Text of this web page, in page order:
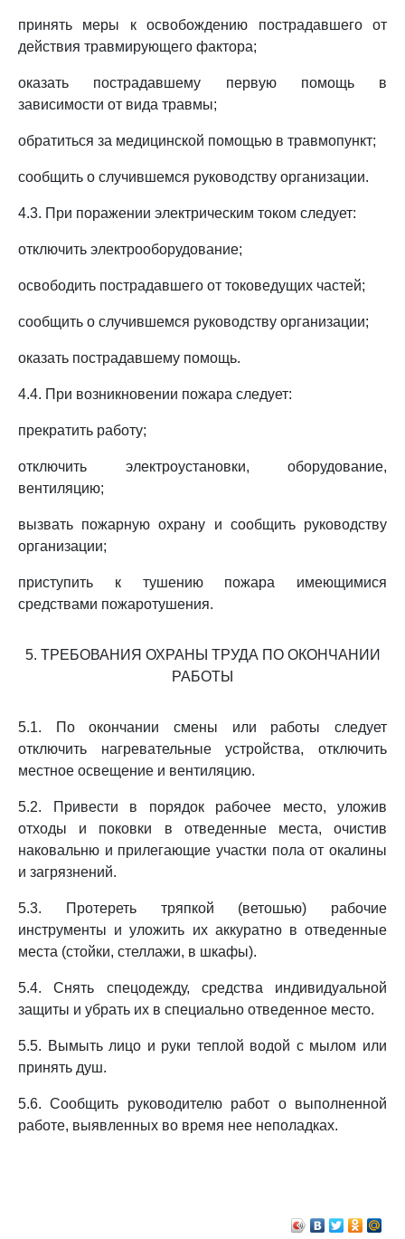
принять меры к освобождению пострадавшего от
действия травмирующего фактора;
оказать пострадавшему первую помощь в
зависимости от вида травмы;
обратиться за медицинской помощью в травмопункт;
сообщить о случившемся руководству организации.
4.3. При поражении электрическим током следует:
отключить электрооборудование;
освободить пострадавшего от токоведущих частей;
сообщить о случившемся руководству организации;
оказать пострадавшему помощь.
4.4. При возникновении пожара следует:
прекратить работу;
отключить электроустановки, оборудование,
вентиляцию;
вызвать пожарную охрану и сообщить руководству
организации;
приступить к тушению пожара имеющимися
средствами пожаротушения.
5. ТРЕБОВАНИЯ ОХРАНЫ ТРУДА ПО ОКОНЧАНИИ
РАБОТЫ
5.1. По окончании смены или работы следует
отключить нагревательные устройства, отключить
местное освещение и вентиляцию.
5.2. Привести в порядок рабочее место, уложив
отходы и поковки в отведенные места, очистив
наковальню и прилегающие участки пола от окалины
и загрязнений.
5.3. Протереть тряпкой (ветошью) рабочие
инструменты и уложить их аккуратно в отведенные
места (стойки, стеллажи, в шкафы).
5.4. Снять спецодежду, средства индивидуальной
защиты и убрать их в специально отведенное место.
5.5. Вымыть лицо и руки теплой водой с мылом или
принять душ.
5.6. Сообщить руководителю работ о выполненной
работе, выявленных во время нее неполадках.